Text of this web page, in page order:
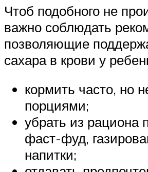
Чтоб подобного не
важно соблюдать
позволяющие
сахара в крови у
кормить часто, но
порциями;
убрать из рациона
фаст-фуд,
напитки;